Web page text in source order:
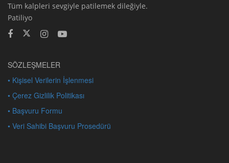
Tüm kalpleri sevgiyle patilemek dileğiyle.
Patiliyo
SÖZLEŞMELER
• Kişisel Verilerin İşlenmesi
• Çerez Gizlilik Politikası
• Başvuru Formu
• Veri Sahibi Başvuru Prosedürü